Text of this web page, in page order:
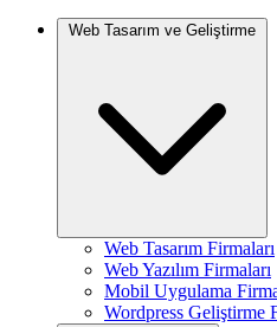
Web Tasarım ve Geliştirme
Web Tasarım Firmaları
Web Yazılım Firmaları
Mobil Uygulama
Wordpress Geliştirme